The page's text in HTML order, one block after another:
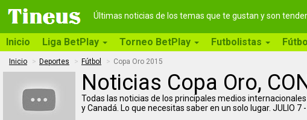
Últimas noticias de los temas que te gustan y son
Inicio Liga BetPlay Torneo BetPlay Futbolistas
Inicio Deportes Fútbol Copa Oro 2015
Noticias Copa Oro,
Todas las noticias de los principales medios
y Canadá. Lo que necesitas saber en un solo lugar. JULIO 7